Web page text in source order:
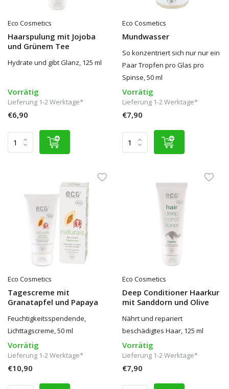
Eco Cosmetics
Haarspulung mit Jojoba
und Grünem Tee
Hydrate und gibt Glanz, 125 ml
Vorrätig
Lieferung 1-2 Werktage*
€6,90
Eco Cosmetics
Mundwasser
So konzentriert sich nur nur ein
Paar Tropfen pro Glas pro
Spinse, 50 ml
Vorrätig
Lieferung 1-2 Werktage*
€7,90
Eco Cosmetics
Tagescreme mit
Granatapfel und Papaya
Feuchtigkeitsspendende,
Lichttagscreme, 50 ml
Vorrätig
Lieferung 1-2 Werktage*
€10,90
Eco Cosmetics
Deep Conditioner Haarkur
mit Sanddorn und Olive
Nährt und repariert
beschädigtes Haar, 125 ml
Vorrätig
Lieferung 1-2 Werktage*
€7,90